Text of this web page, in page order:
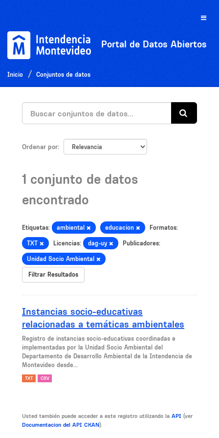
Toggle
Portal de Datos Abiertos
Inicio Conjuntos de datos
Ordenar por
1 conjunto de datos
encontrado
Etiquetas: ambiental educacion Formatos:
TXT Licencias: dag-uy Publicadores:
Unidad Socio Ambiental
Filtrar Resultados
Instancias socio-educativas
relacionadas a temáticas ambientales
Registro de instancias socio-educativas coordinadas e
implementadas por la Unidad Socio Ambiental del
Departamento de Desarrollo Ambiental de la Intendencia de
Montevideo desde...
TXT CSV
Usted también puede acceder a este registro utilizando la API (ver
Documentacion del API CKAN).